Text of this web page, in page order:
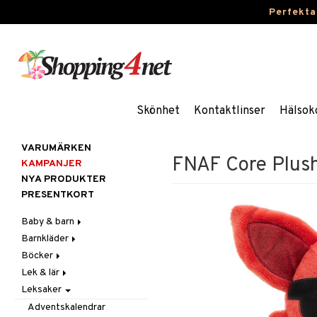
Skönhet Kontaktlinser
FNAF Core
VARUMÄRKEN
KAMPANJER
NYA PRODUKTER
PRESENTKORT
Baby & barn
Accessoarer
För håret
Hattar & Mössor
Övrigt
Plånböcker
Aktivitet
Babygym
Babysitters
Bit & Skallra
Äta
Barnservis
Haklappar
Badrockar & Handdukar
Barnvagnstillbehör
Barnkläder
Accessoarer
Kepsar & Solhattar
Badkläder & UV-kläder
Klänningar
Nederdelar
Böcker
Dagböcker
Läs & Lär
Målarböcker
Lek & lär
Experiment
Inlärningsspel
Leksaker
Adventskalendrar